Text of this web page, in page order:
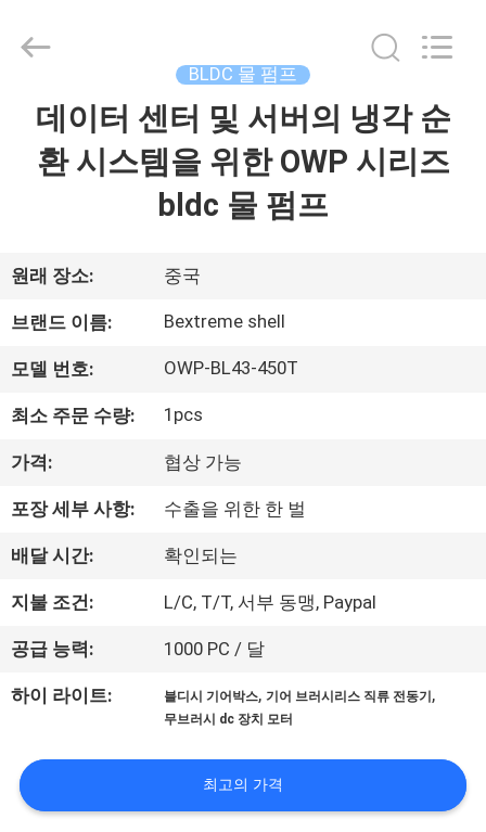
소
개
동
회
사
소
개
공
장
Technology
BLDC 물 펌프
데이터 센터 및 서버의 냉각 순
환 시스템을 위한 OWP 시리즈
bldc 물 펌프
원래 장소: 중국
브랜드 이름: Bextreme shell
모델 번호: OWP-BL43-450T
최소 주문 수량: 1pcs
가격: 협상 가능
포장 세부 사항: 수출을 위한 한 벌
배달 시간: 확인되는
지불 조건: L/C, T/T, 서부 동맹, Paypal
공급 능력: 1000 PC / 달
하이 라이트: 블디시 기어박스,기어 브러시리스 직류 전동기 ,
무브러시 dc 장치 모터
최고의 가격